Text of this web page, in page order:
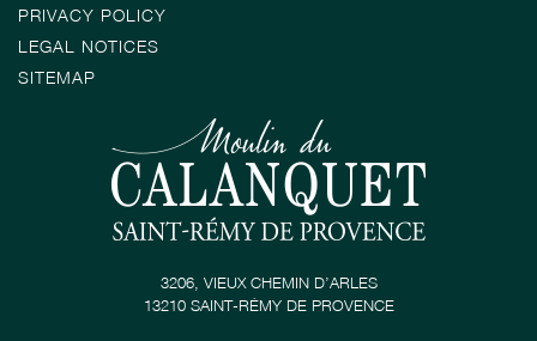
PRIVACY POLICY
LEGAL NOTICES
SITEMAP
3206, VIEUX CHEMIN D’ARLES
13210 SAINT-RÉMY DE PROVENCE